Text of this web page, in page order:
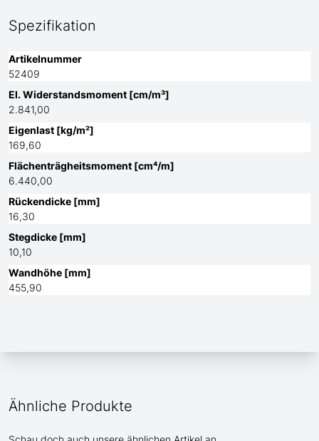
Spezifikation
Artikelnummer
52409
El. Widerstandsmoment [cm/m³]
2.841,00
Eigenlast [kg/m²]
169,60
Flächenträgheitsmoment [cm⁴/m]
6.440,00
Rückendicke [mm]
16,30
Stegdicke [mm]
10,10
Wandhöhe [mm]
455,90
Ähnliche Produkte